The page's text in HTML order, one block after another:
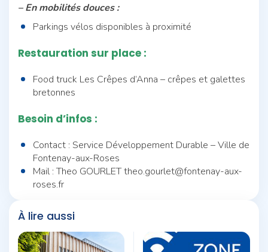
– En mobilités douces :
Parkings vélos disponibles à proximité
Restauration sur place :
Food truck Les Crêpes d’Anna – crêpes et galettes
bretonnes
Besoin d’infos :
Contact : Service Développement Durable – Ville de
Fontenay-aux-Roses
Mail : Theo GOURLET theo.gourlet@fontenay-aux-
roses.fr
À lire aussi